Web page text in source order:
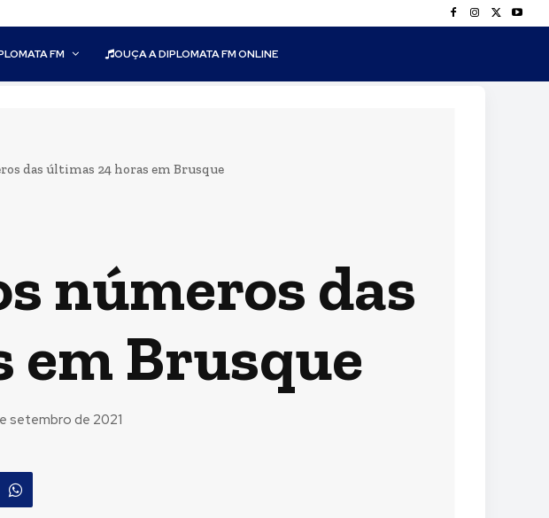
FM OUÇA A DIPLOMATA FM ONLINE
das últimas 24 horas em Brusque
números das
em Brusque
setembro de 2021